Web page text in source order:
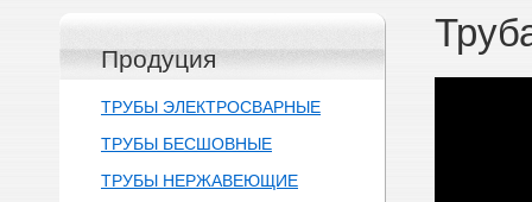
Продуция
ТРУБЫ ЭЛЕКТРОСВАРНЫЕ
ТРУБЫ БЕСШОВНЫЕ
ТРУБЫ НЕРЖАВЕЮЩИЕ